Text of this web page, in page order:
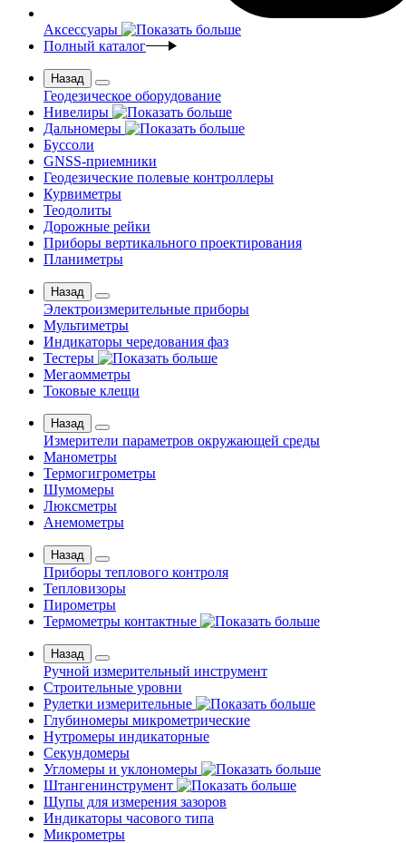
Аксессуары
Полный каталог
Назад
Геодезическое оборудование
Нивелиры
Дальномеры
Буссоли
GNSS-приемники
Геодезические полевые контроллеры
Курвиметры
Теодолиты
Дорожные рейки
Приборы вертикального проектирования
Планиметры
Назад
Электроизмерительные приборы
Мультиметры
Индикаторы чередования фаз
Тестеры
Мегаомметры
Токовые клещи
Назад
Измерители параметров окружающей среды
Манометры
Термогигрометры
Шумомеры
Люксметры
Анемометры
Назад
Приборы теплового контроля
Тепловизоры
Пирометры
Термометры контактные
Назад
Ручной измерительный инструмент
Строительные уровни
Рулетки измерительные
Глубиномеры микрометрические
Нутромеры индикаторные
Секундомеры
Угломеры и уклономеры
Штангенинструмент
Щупы для измерения зазоров
Индикаторы часового типа
Микрометры